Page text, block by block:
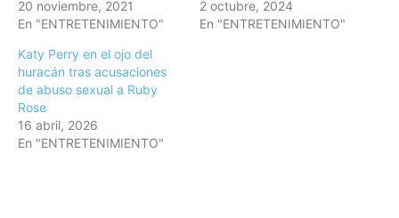
20 noviembre, 2021
En "ENTRETENIMIENTO"
2 octubre, 2024
En "ENTRETENIMIENTO"
Katy Perry en el ojo del
huracán tras acusaciones
de abuso sexual a Ruby
Rose
16 abril, 2026
En "ENTRETENIMIENTO"